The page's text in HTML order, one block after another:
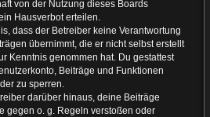
von der Nutzung dieses Boards
Hausverbot erteilen.
dass der Betreiber keine Verantwortung
übernimmt, die er nicht selbst erstellt
Kenntnis genommen hat. Du gestattest
Beiträge und Funktionen
zu sperren.
darüber hinaus, deine Beiträge
gegen o. g. Regeln verstoßen oder